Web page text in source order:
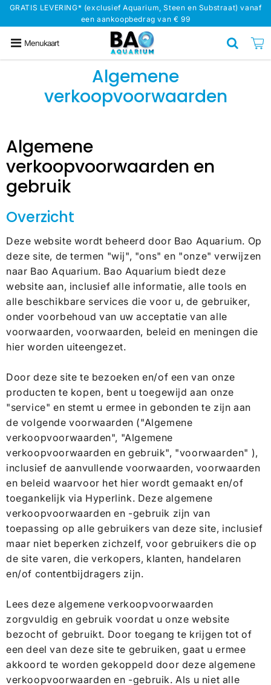
GRATIS LEVERING* (exclusief Aquarium, Steen en Substraat) vanaf
een aankoopbedrag van € 99
Menukaart
Algemene
verkoopvoorwaarden
Algemene
verkoopvoorwaarden en
gebruik
Overzicht
Deze website wordt beheerd door Bao Aquarium. Op
deze site, de termen "wij", "ons" en "onze" verwijzen
naar Bao Aquarium. Bao Aquarium biedt deze
website aan, inclusief alle informatie, alle tools en
alle beschikbare services die voor u, de gebruiker,
onder voorbehoud van uw acceptatie van alle
voorwaarden, voorwaarden, beleid en meningen die
hier worden uiteengezet.
Door deze site te bezoeken en/of een van onze
producten te kopen, bent u toegewijd aan onze
"service" en stemt u ermee in gebonden te zijn aan
de volgende voorwaarden ("Algemene
verkoopvoorwaarden", "Algemene
verkoopvoorwaarden en gebruik", "voorwaarden" ),
inclusief de aanvullende voorwaarden, voorwaarden
en beleid waarvoor het hier wordt gemaakt en/of
toegankelijk via Hyperlink. Deze algemene
verkoopvoorwaarden en -gebruik zijn van
toepassing op alle gebruikers van deze site, inclusief
maar niet beperken zichzelf, voor gebruikers die op
de site varen, die verkopers, klanten, handelaren
en/of contentbijdragers zijn.
Lees deze algemene verkoopvoorwaarden
zorgvuldig en gebruik voordat u onze website
bezocht of gebruikt. Door toegang te krijgen tot of
een deel van deze site te gebruiken, gaat u ermee
akkoord te worden gekoppeld door deze algemene
verkoopvoorwaarden en -gebruik. Als u niet alle